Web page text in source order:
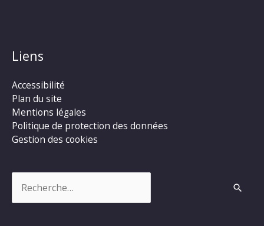
Liens
Accessibilité
Plan du site
Mentions légales
Politique de protection des données
Gestion des cookies